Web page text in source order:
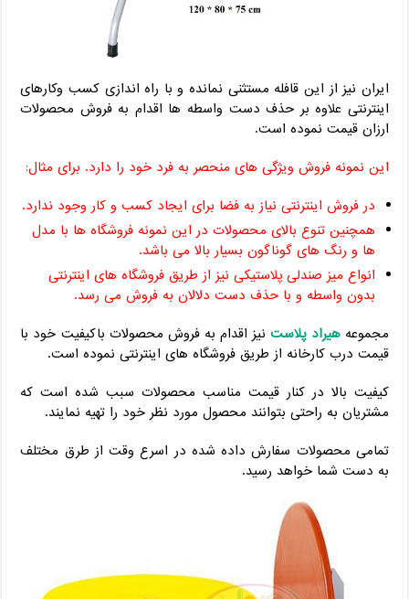
ایران نیز از این قافله مستثنی نمانده و با راه اندازی کسب وکارهای
اینترنتی علاوه بر حذف دست واسطه ها اقدام به فروش محصولات
ارزان قیمت نموده است.
این نمونه فروش ویژگی های منحصر به فرد خود را دارد. برای مثال:
در فروش اینترنتی نیاز به فضا برای ایجاد کسب و کار وجود ندارد.
همچنین تنوع بالای محصولات در این نمونه فروشگاه ها با مدل
ها و رنگ های گوناگون بسیار بالا می باشد.
انواع میز صندلی پلاستیکی نیز از طریق فروشگاه های اینترنتی
بدون واسطه و با حذف دست دلالان به فروش می رسد.
مجموعههیراد پلاستنیز اقدام به فروش محصولات باکیفیت خود با
قیمت درب کارخانه از طریق فروشگاه های اینترنتی نموده است.
کیفیت بالا در کنار قیمت مناسب محصولات سبب شده است که
مشتریان به راحتی بتوانند محصول مورد نظر خود را تهیه نمایند.
تمامی محصولات سفارش داده شده در اسرع وقت از طرق مختلف
به دست شما خواهد رسید.